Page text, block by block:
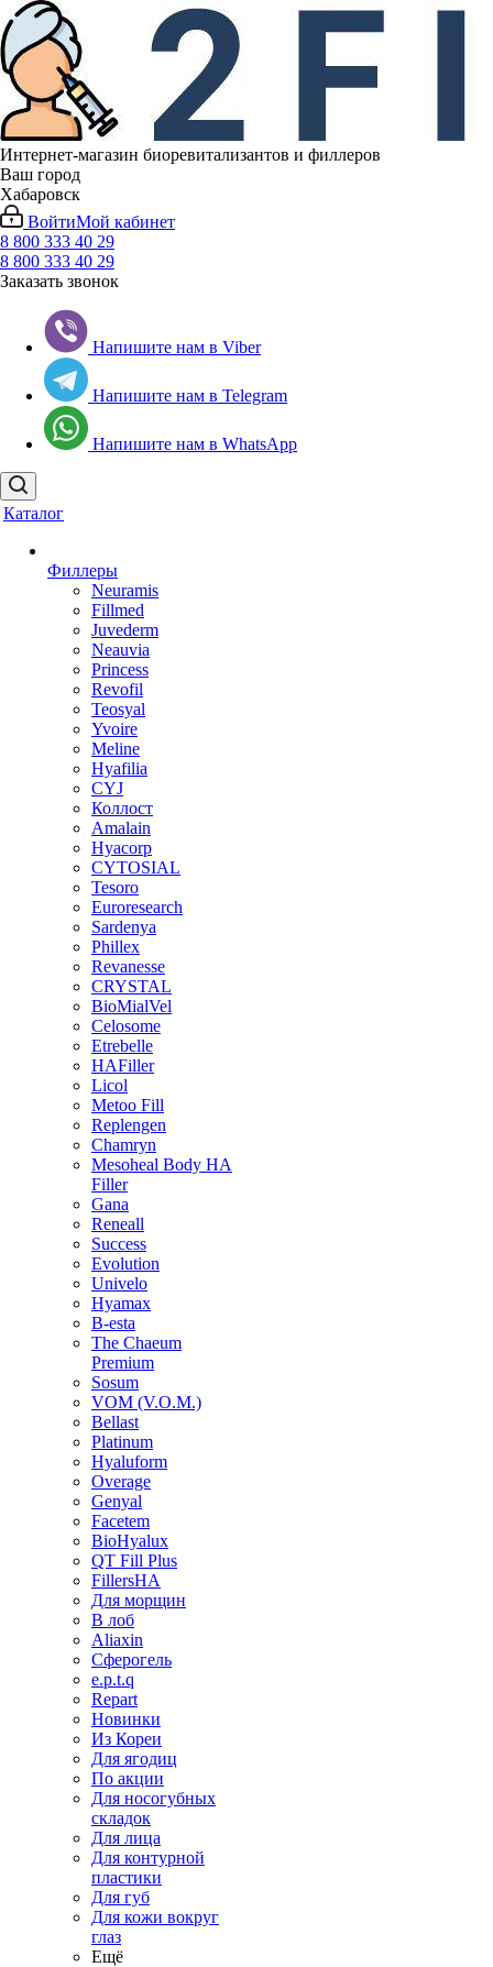
Интернет-магазин биоревитализантов и филлеров
Ваш город
Хабаровск
ВойтиМой кабинет
8 800 333 40 29
8 800 333 40 29
Заказать звонок
Напишите нам в Viber
Напишите нам в Telegram
Напишите нам в WhatsApp
Каталог
Филлеры
Neuramis
Fillmed
Juvederm
Neauvia
Princess
Revofil
Teosyal
Yvoire
Meline
Hyafilia
CYJ
Коллост
Amalain
Hyacorp
CYTOSIAL
Tesoro
Euroresearch
Sardenya
Phillex
Revanesse
CRYSTAL
BioMialVel
Celosome
Etrebelle
HAFiller
Licol
Metoo Fill
Replengen
Chamryn
Mesoheal Body HA
Filler
Gana
Reneall
Success
Evolution
Univelo
Hyamax
B-esta
The Chaeum
Premium
Sosum
VOM (V.O.M.)
Bellast
Platinum
Hyaluform
Overage
Genyal
Facetem
BioHyalux
QT Fill Plus
FillersHA
Для морщин
В лоб
Aliaxin
Сферогель
e.p.t.q
Repart
Новинки
Из Кореи
Для ягодиц
По акции
Для носогубных
складок
Для лица
Для контурной
пластики
Для губ
Для кожи вокруг
глаз
Ещё